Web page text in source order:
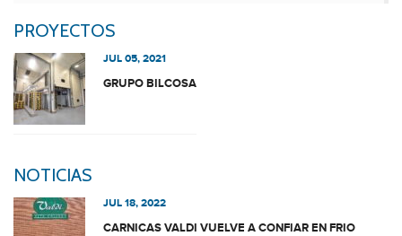
PROYECTOS
JUL 05, 2021
GRUPO BILCOSA
NOTICIAS
JUL 18, 2022
CARNICAS VALDI VUELVE A CONFIAR EN FRIO